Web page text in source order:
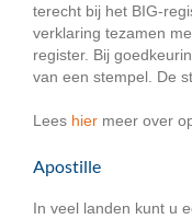
terecht bij het BIG-
verklaring tezamen
register. Bij
van een stempel. De
Leeshiermeer over
Apostille
In veel landen kunt u